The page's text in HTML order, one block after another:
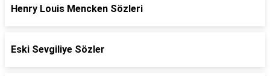
Henry Louis Mencken Sözleri
Eski Sevgiliye Sözler